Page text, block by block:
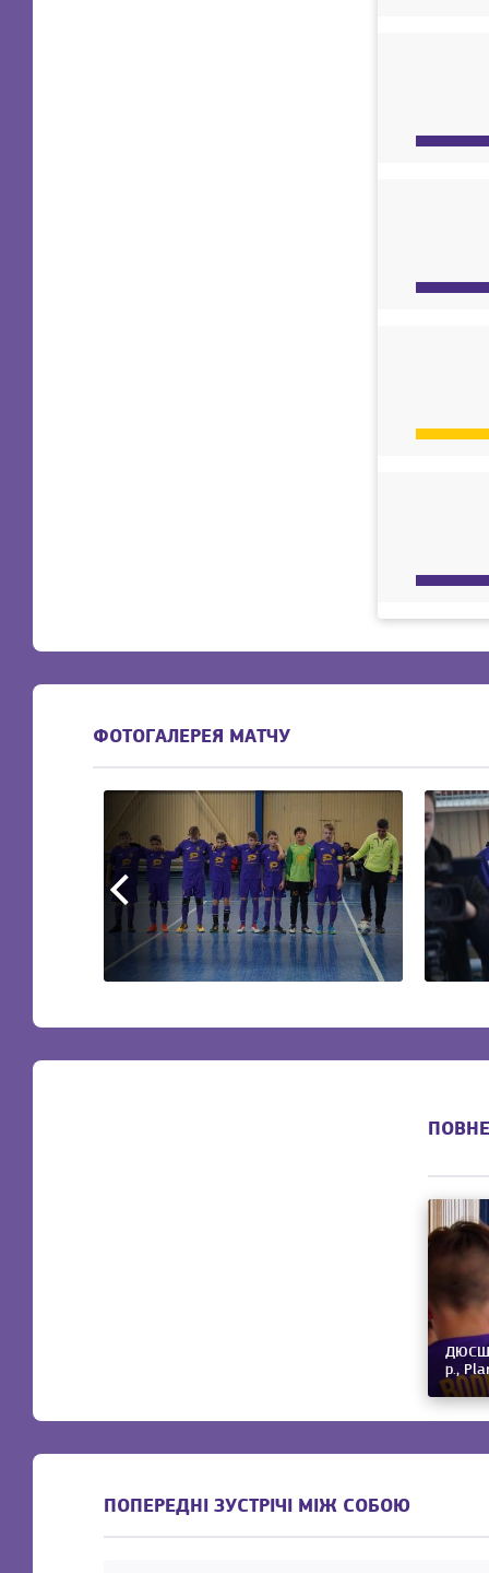
ФОТОГАЛЕРЕЯ МАТЧУ
ДЮСШ-
р.,
ПОПЕРЕДНІ ЗУСТРІЧІ МІЖ СОБОЮ